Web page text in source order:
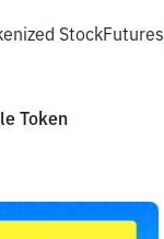
StockFutures
Token